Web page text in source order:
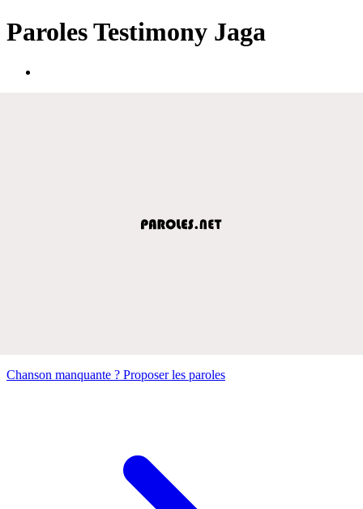
ParolesTestimony Jaga
Chanson manquante ? Proposer les paroles